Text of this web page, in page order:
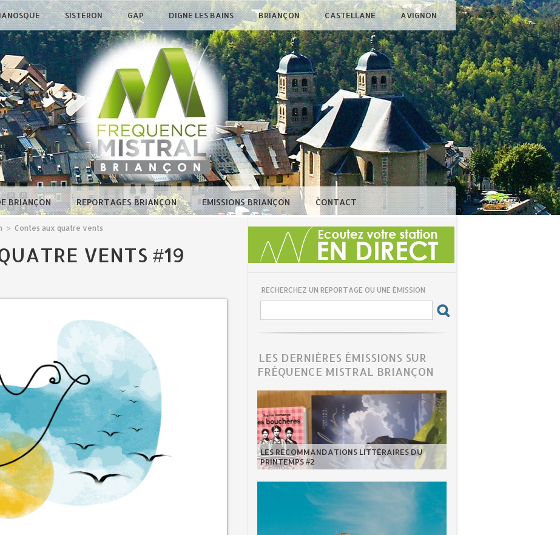
SISTERON GAP DIGNE LES BAINS BRIANÇON CASTELLANE AVIGNON
BRIANÇON REPORTAGES BRIANÇON EMISSIONS BRIANÇON CONTACT
> Contes aux quatre vents
VENTS #19
RECHERCHEZ UN REPORTAGE OU UNE ÉMISSION
LES DERNIÈRES ÉMISSIONS SUR
FRÉQUENCE MISTRAL BRIANÇON
LES RECOMMANDATIONS LITTÉRAIRES DU
PRINTEMPS #2